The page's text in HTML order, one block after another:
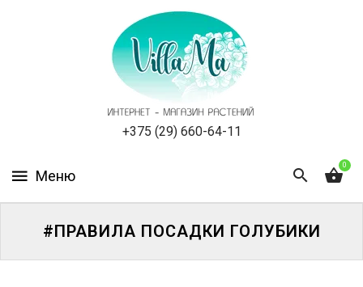
+375 (29) 660-64-11
0
НОВОСТИ,
АКЦИИ
ОТЗЫВЫ
#ПРАВИЛА ПОСАДКИ ГОЛУБИКИ